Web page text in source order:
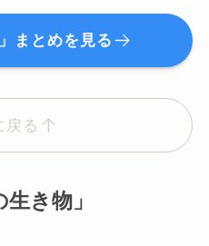
まとめを見る
戻る
き物」